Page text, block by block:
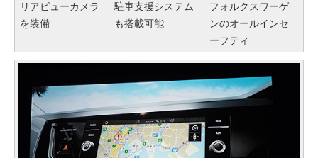
リアビューカメラ
を装備
駐車支援システム
も搭載可能
フォルクスワーゲ
ンのオールインセ
ーフティ